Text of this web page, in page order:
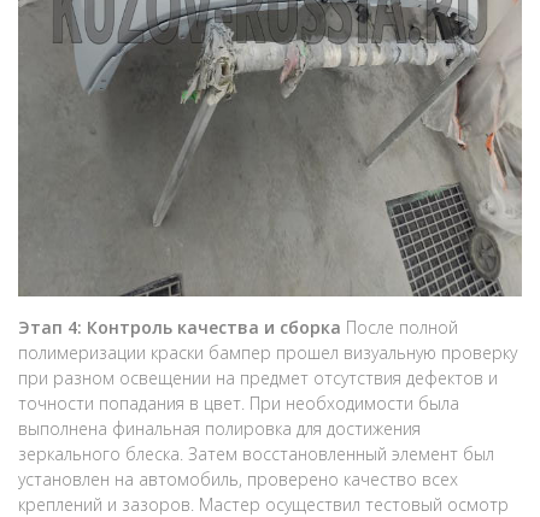
Этап 4: Контроль качества и сборка После полной
полимеризации краски бампер прошел визуальную проверку
при разном освещении на предмет отсутствия дефектов и
точности попадания в цвет. При необходимости была
выполнена финальная полировка для достижения
зеркального блеска. Затем восстановленный элемент был
установлен на автомобиль, проверено качество всех
креплений и зазоров. Мастер осуществил тестовый осмотр